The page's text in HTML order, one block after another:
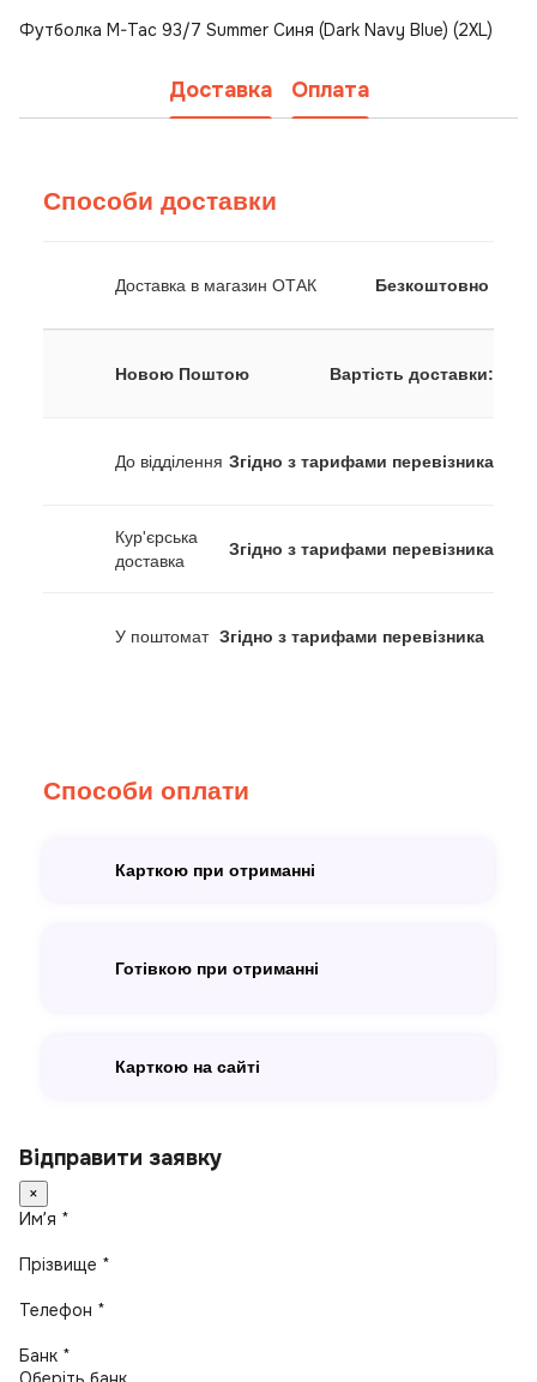
Футболка M-Tac 93/7 Summer Синя (Dark Navy Blue) (2XL)
Доставка Оплата
Способи доставки
Доставка в магазин ОТАК Безкоштовно
Новою Поштою Вартість доставки:
До відділення Згідно з тарифами перевізника
Кур'єрська
доставка
Згідно з тарифами перевізника
У поштомат Згідно з тарифами перевізника
Способи оплати
Карткою при отриманні
Готівкою при отриманні
Карткою на сайті
Відправити заявку
×
Имʼя *
Прізвище *
Телефон *
Банк *